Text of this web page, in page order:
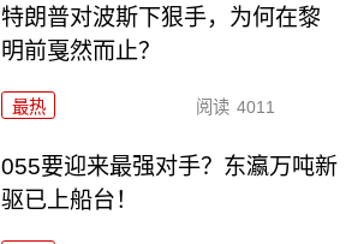
特朗普对波斯下狠手，为何在黎
明前戛然而止？
最热 阅读 4011
055要迎来最强对手？东瀛万吨新
驱已上船台！